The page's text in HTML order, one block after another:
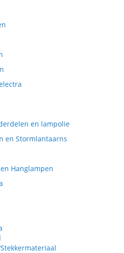
en lampolie
en Stormlantaarns
Hanglampen